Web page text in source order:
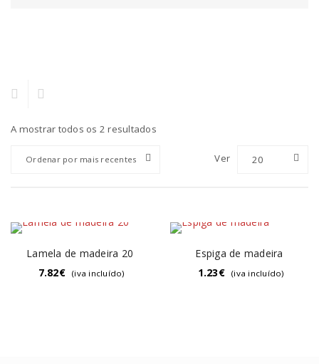
A mostrar todos os 2 resultados
Ordenar por mais recentes Ver 20
Lamela de madeira 20
7.82€ (iva incluído)
Espiga de madeira
1.23€ (iva incluído)